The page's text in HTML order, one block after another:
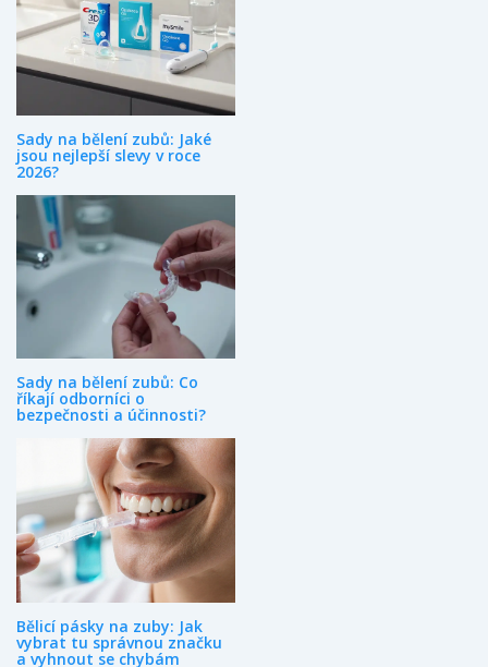
Sady na bělení zubů: Jaké
jsou nejlepší slevy v roce
2026?
Sady na bělení zubů: Co
říkají odborníci o
bezpečnosti a účinnosti?
Bělicí pásky na zuby: Jak
vybrat tu správnou značku
a vyhnout se chybám